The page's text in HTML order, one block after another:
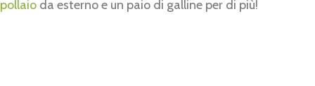
pollaio da esterno e un paio di galline per di più!